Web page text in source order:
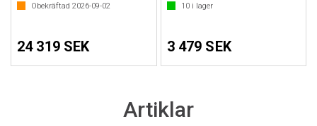
Obekräftad 2026-09-02
24 319 SEK
10i lager
3 479 SEK
Artiklar